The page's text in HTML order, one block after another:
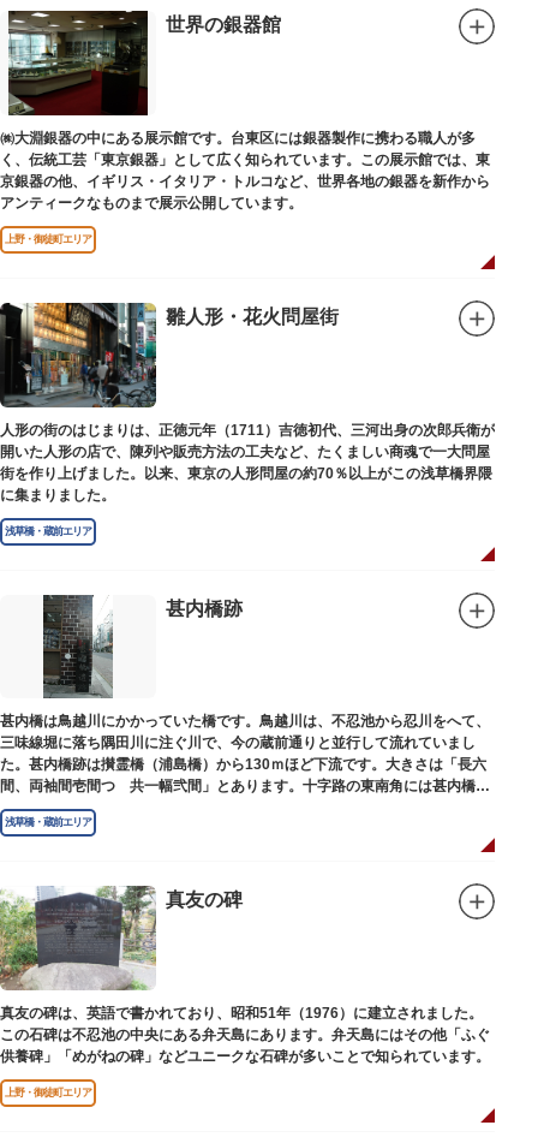
世界の銀器館
㈱大淵銀器の中にある展示館です。台東区には銀器製作に携わる職人が多
く、伝統工芸「東京銀器」として広く知られています。この展示館では、東
京銀器の他、イギリス・イタリア・トルコなど、世界各地の銀器を新作から
アンティークなものまで展示公開しています。
上野・御徒町エリア
雛人形・花火問屋街
人形の街のはじまりは、正徳元年（1711）吉徳初代、三河出身の次郎兵衛が
開いた人形の店で、陳列や販売方法の工夫など、たくましい商魂で一大問屋
街を作り上げました。以来、東京の人形問屋の約70％以上がこの浅草橋界隈
に集まりました。
浅草橋・蔵前エリア
甚内橋跡
甚内橋は鳥越川にかかっていた橋です。鳥越川は、不忍池から忍川をへて、
三味線堀に落ち隅田川に注ぐ川で、今の蔵前通りと並行して流れていまし
た。甚内橋跡は攅霊橋（浦島橋）から130ｍほど下流です。大きさは「長六
間、両袖間壱間つゞ共一幅弐間」とあります。十字路の東南角には甚内橋跡
の石碑があります。
浅草橋・蔵前エリア
真友の碑
真友の碑は、英語で書かれており、昭和51年（1976）に建立されました。
この石碑は不忍池の中央にある弁天島にあります。弁天島にはその他「ふぐ
供養碑」「めがねの碑」などユニークな石碑が多いことで知られています。
上野・御徒町エリア